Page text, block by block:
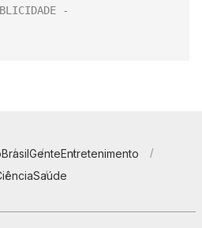
BrasilGenteEntretenimento
Saúde